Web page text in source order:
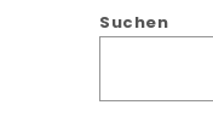
Suchen